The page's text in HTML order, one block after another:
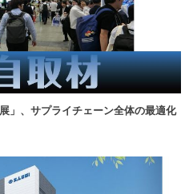
」、サプライチェーン全体の最適化